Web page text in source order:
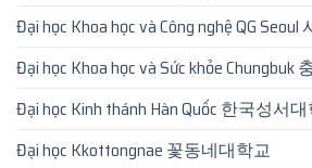
Đại học Khoa học và Công nghệ QG
Đại học Khoa học và Sức khỏe
Đại học Kinh thánh Hàn Quốc 한국성서
Đại học Kkottongnae 꽃동네대학교